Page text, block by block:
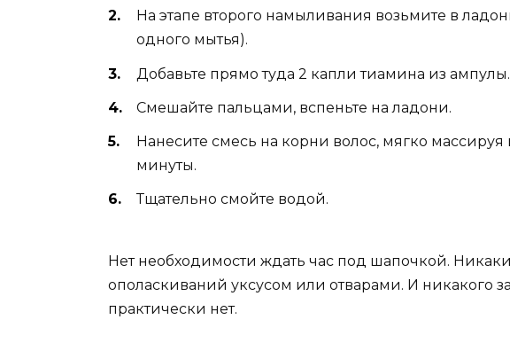
На этапе второго намыливания возьмите в
одного мытья).
Добавьте прямо туда 2 капли тиамина из ампулы.
Смешайте пальцами, вспеньте на ладони.
Нанесите смесь на корни волос, мягко
минуты.
Тщательно смойте водой.
Нет необходимости ждать час под шапочкой.
ополаскиваний уксусом или отварами. И никакого
практически нет.